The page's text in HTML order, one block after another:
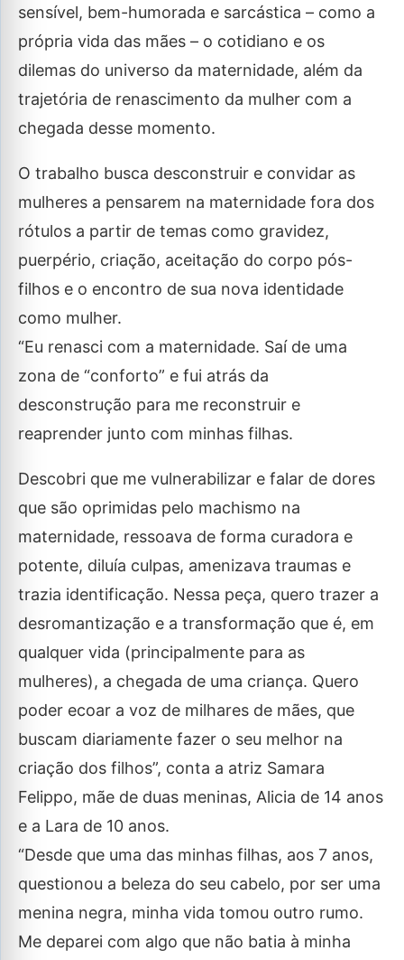
sensível, bem-humorada e sarcástica – como a
própria vida das mães – o cotidiano e os
dilemas do universo da maternidade, além da
trajetória de renascimento da mulher com a
chegada desse momento.
O trabalho busca desconstruir e convidar as
mulheres a pensarem na maternidade fora dos
rótulos a partir de temas como gravidez,
puerpério, criação, aceitação do corpo pós-
filhos e o encontro de sua nova identidade
como mulher.
“Eu renasci com a maternidade. Saí de uma
zona de “conforto” e fui atrás da
desconstrução para me reconstruir e
reaprender junto com minhas filhas.
Descobri que me vulnerabilizar e falar de dores
que são oprimidas pelo machismo na
maternidade, ressoava de forma curadora e
potente, diluía culpas, amenizava traumas e
trazia identificação. Nessa peça, quero trazer a
desromantização e a transformação que é, em
qualquer vida (principalmente para as
mulheres), a chegada de uma criança. Quero
poder ecoar a voz de milhares de mães, que
buscam diariamente fazer o seu melhor na
criação dos filhos”, conta a atriz Samara
Felippo, mãe de duas meninas, Alicia de 14 anos
e a Lara de 10 anos.
“Desde que uma das minhas filhas, aos 7 anos,
questionou a beleza do seu cabelo, por ser uma
menina negra, minha vida tomou outro rumo.
Me deparei com algo que não batia à minha